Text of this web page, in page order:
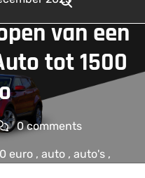
van een
tot 1500
0 comments
euro , auto , auto's ,